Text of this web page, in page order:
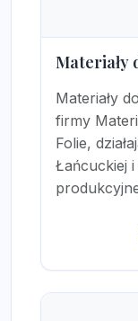
Materiały
Materiały
firmy
Folie,
Łańcuckiej